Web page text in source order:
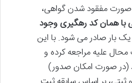
مفقود شدن گواهی،
همان کد رهگیری وجود
بار صادر می شود. با این
علیه مراجعه کرده و
صورت امکان صدور)